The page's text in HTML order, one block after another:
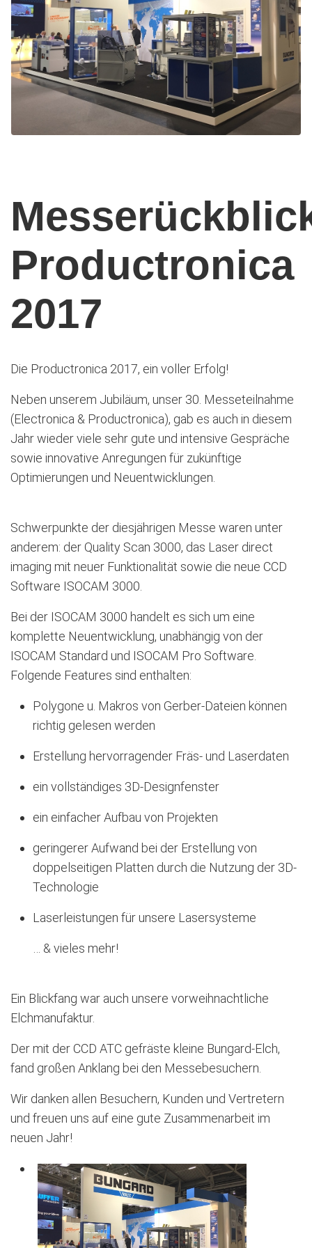
Productronica
2017
Die Productronica 2017, ein voller Erfolg!
Neben unserem Jubiläum, unser 30. Messeteilnahme
(Electronica & Productronica), gab es auch in diesem
Jahr wieder viele sehr gute und intensive Gespräche
sowie innovative Anregungen für zukünftige
Optimierungen und Neuentwicklungen.
Schwerpunkte der diesjährigen Messe waren unter
anderem: der Quality Scan 3000, das Laser direct
imaging mit neuer Funktionalität sowie die neue CCD
Software ISOCAM 3000.
Bei der ISOCAM 3000 handelt es sich um eine
komplette Neuentwicklung, unabhängig von der
ISOCAM Standard und ISOCAM Pro Software.
Folgende Features sind enthalten:
Polygone u. Makros von Gerber-Dateien können
richtig gelesen werden
Erstellung hervorragender Fräs- und Laserdaten
ein vollständiges 3D-Designfenster
ein einfacher Aufbau von Projekten
geringerer Aufwand bei der Erstellung von
doppelseitigen Platten durch die Nutzung der 3D-
Technologie
Laserleistungen für unsere Lasersysteme
… & vieles mehr!
Ein Blickfang war auch unsere vorweihnachtliche
Elchmanufaktur.
Der mit der CCD ATC gefräste kleine Bungard-Elch,
fand großen Anklang bei den Messebesuchern.
Wir danken allen Besuchern, Kunden und Vertretern
und freuen uns auf eine gute Zusammenarbeit im
neuen Jahr!